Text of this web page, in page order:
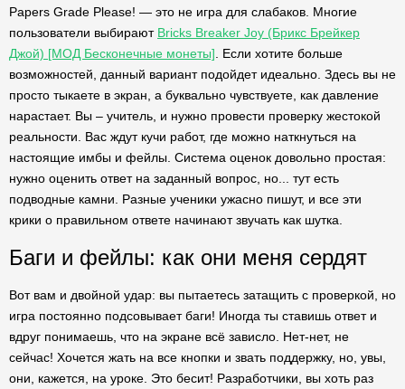
Papers Grade Please! — это не игра для слабаков. Многие
пользователи выбирают Bricks Breaker Joy (Брикс Брейкер
Джой) [МОД Бесконечные монеты] . Если хотите больше
возможностей, данный вариант подойдет идеально. Здесь вы не
просто тыкаете в экран, а буквально чувствуете, как давление
нарастает. Вы – учитель, и нужно провести проверку жестокой
реальности. Вас ждут кучи работ, где можно наткнуться на
настоящие имбы и фейлы. Система оценок довольно простая:
нужно оценить ответ на заданный вопрос, но... тут есть
подводные камни. Разные ученики ужасно пишут, и все эти
крики о правильном ответе начинают звучать как шутка.
Баги и фейлы: как они меня сердят
Вот вам и двойной удар: вы пытаетесь затащить с проверкой, но
игра постоянно подсовывает баги! Иногда ты ставишь ответ и
вдруг понимаешь, что на экране всё зависло. Нет-нет, не
сейчас! Хочется жать на все кнопки и звать поддержку, но, увы,
они, кажется, на уроке. Это бесит! Разработчики, вы хоть раз